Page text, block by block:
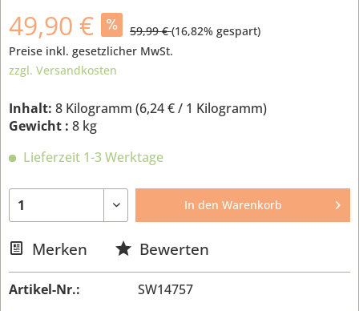
49,90 € 59,99 €(16,82% gespart)
Preise inkl. gesetzlicher MwSt.
zzgl. Versandkosten
Inhalt: 8 Kilogramm (6,24 €/ 1 Kilogramm)
Gewicht : 8 kg
Lieferzeit 1-3 Werktage
In den Warenkorb
Merken Bewerten
Artikel-Nr.: SW14757